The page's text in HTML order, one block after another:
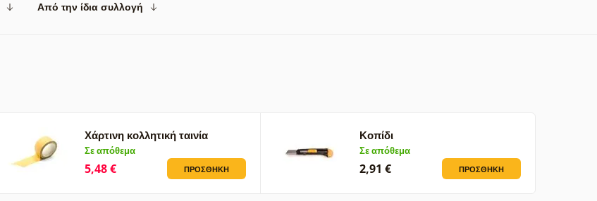
Από την ίδια συλλογή
Χάρτινη κολλητική ταινία
Σε απόθεμα
5,48 € ΠΡΟΣΘΉΚΗ
Κοπίδι
Σε απόθεμα
2,91 € ΠΡΟΣΘΉΚΗ